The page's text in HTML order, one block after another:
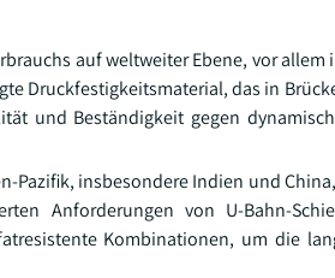
auf weltweiter Ebene, vor
Druckfestigkeitsmaterial, das in
und Beständigkeit gegen
insbesondere Indien und
Anforderungen von U-Bahn-
Kombinationen, um die